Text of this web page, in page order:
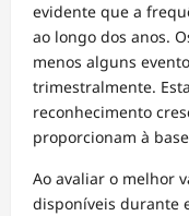
evidente que a
ao longo dos anos.
menos alguns
trimestralmente.
reconhecimento
proporcionam à
Ao avaliar o melhor
disponíveis durante